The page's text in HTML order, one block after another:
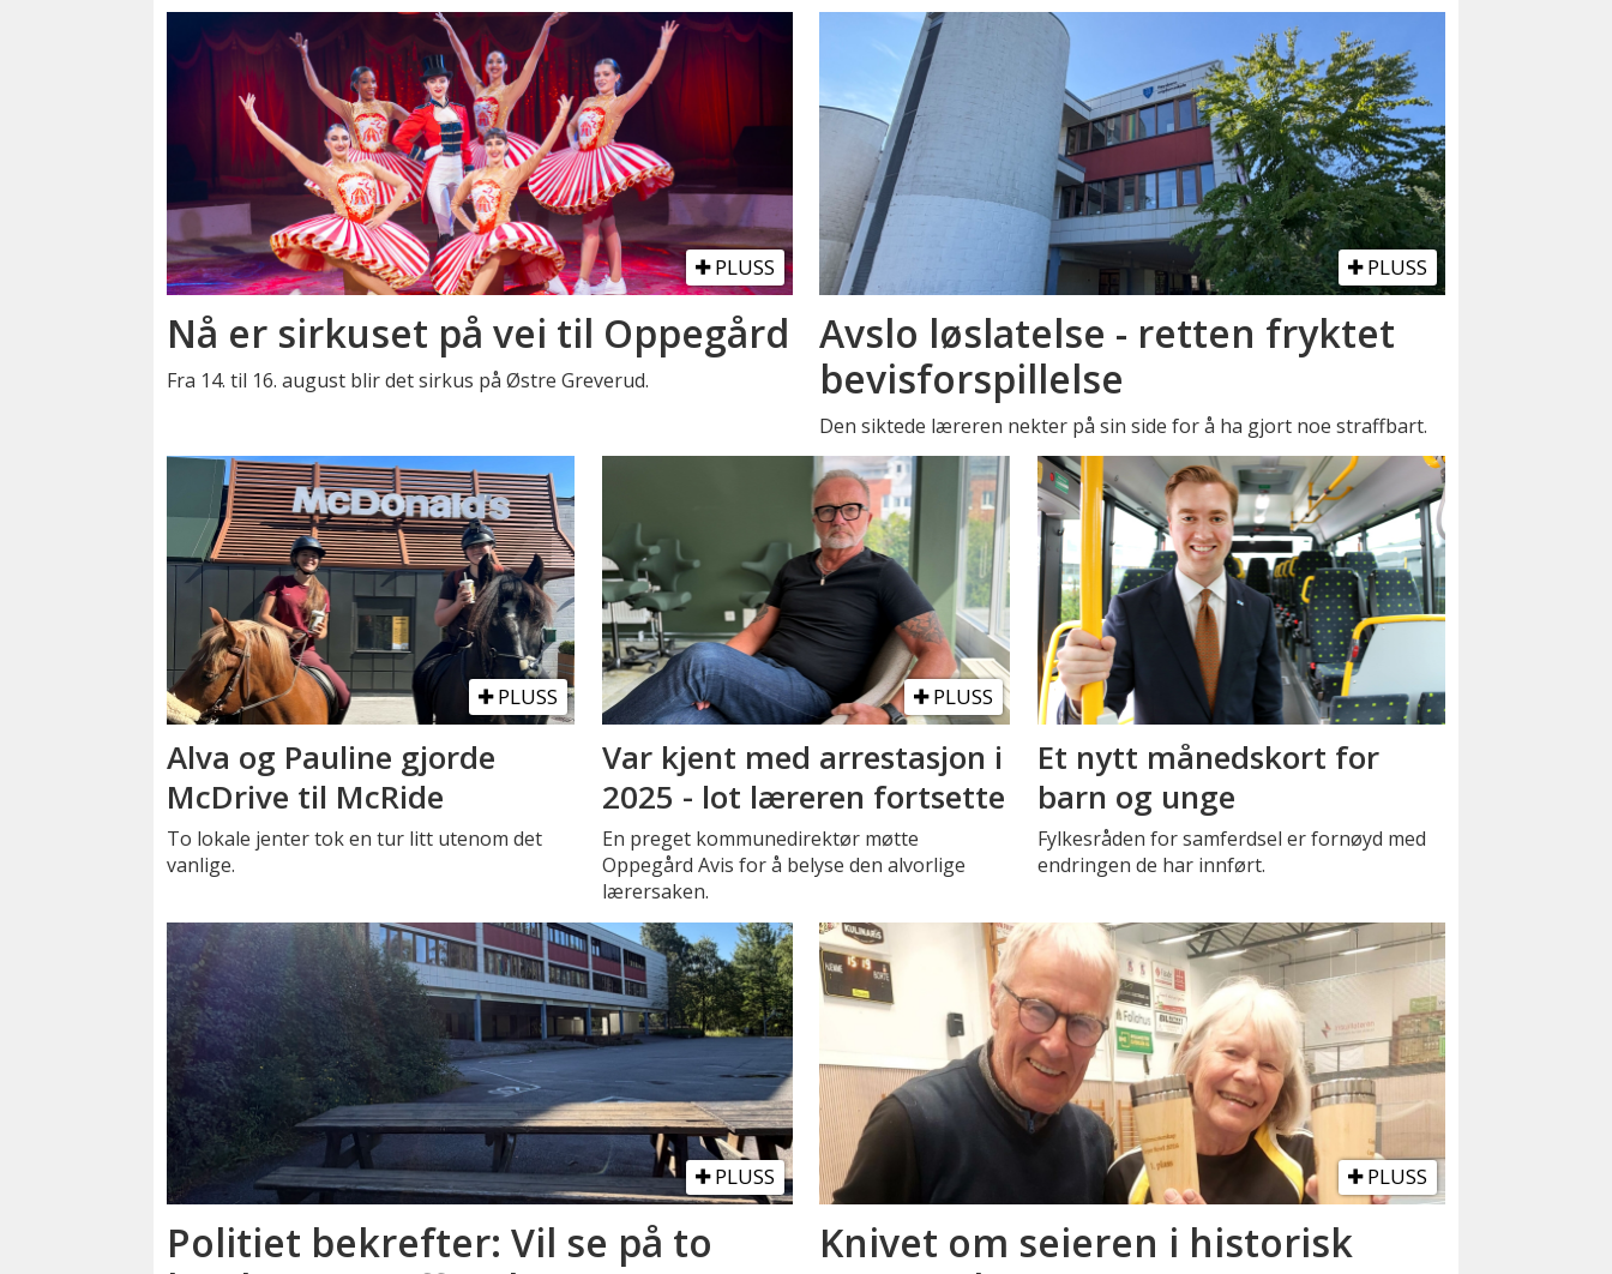
PLUSS
Nå er sirkuset på vei til Oppegård
Fra 14. til 16. august blir det sirkus på Østre Greverud.
PLUSS
Avslo løslatelse - retten fryktet
bevisforspillelse
Den siktede læreren nekter på sin side for å ha gjort noe straffbart.
PLUSS
Alva og Pauline gjorde
McDrive til McRide
To lokale jenter tok en tur litt utenom det
vanlige.
PLUSS
Var kjent med arrestasjon i
2025 - lot læreren fortsette
En preget kommunedirektør møtte
Oppegård Avis for å belyse den alvorlige
lærersaken.
Et nytt månedskort for
barn og unge
Fylkesråden for samferdsel er fornøyd med
endringen de har innført.
PLUSS
Politiet bekrefter: Vil se på to
PLUSS
Knivet om seieren i historisk